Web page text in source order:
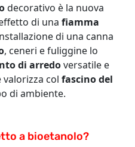
decorativo è la nuova
di una fiamma
di una canna
, ceneri e fuliggine lo
di arredoversatile e
col fascino del
di ambiente.
a bioetanolo?